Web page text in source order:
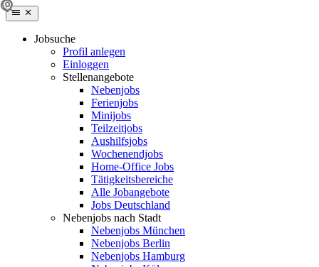
Jobsuche
Profil anlegen
Einloggen
Stellenangebote
Nebenjobs
Ferienjobs
Minijobs
Teilzeitjobs
Aushilfsjobs
Wochenendjobs
Home-Office Jobs
Tätigkeitsbereiche
Alle Jobangebote
Jobs Deutschland
Nebenjobs nach Stadt
Nebenjobs München
Nebenjobs Berlin
Nebenjobs Hamburg